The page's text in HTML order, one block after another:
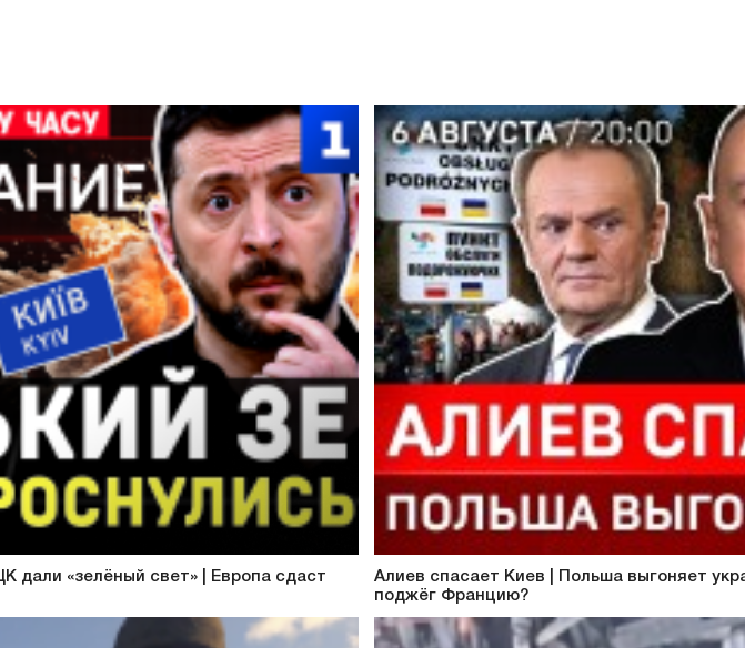
дали «зелёный свет» | Европа сдаст
Алиев спасает Киев | Польша выгоняет
поджёг Францию?